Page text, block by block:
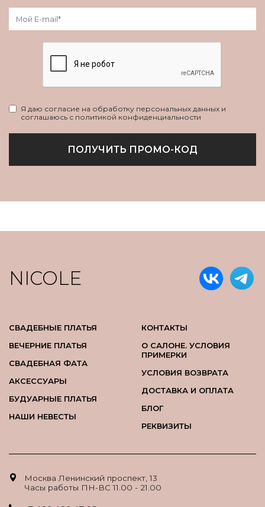
Я даю согласие на обработку персональных данных и
соглашаюсь с политикой конфиденциальности
ПОЛУЧИТЬ ПРОМО-КОД
NICOLE
СВАДЕБНЫЕ ПЛАТЬЯ
ВЕЧЕРНИЕ ПЛАТЬЯ
СВАДЕБНАЯ ФАТА
АКСЕССУАРЫ
БУДУАРНЫЕ ПЛАТЬЯ
НАШИ НЕВЕСТЫ
КОНТАКТЫ
О САЛОНЕ. УСЛОВИЯ
ПРИМЕРКИ
УСЛОВИЯ ВОЗВРАТА
ДОСТАВКА И ОПЛАТА
БЛОГ
РЕКВИЗИТЫ
Москва Ленинский проспект, 13
Часы работы ПН-ВС 11.00 - 21.00